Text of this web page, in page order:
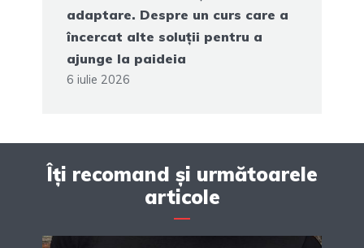
adaptare. Despre un curs care a
încercat alte soluții pentru a
ajunge la paideia
6 iulie 2026
Îți recomand și următoarele
articole